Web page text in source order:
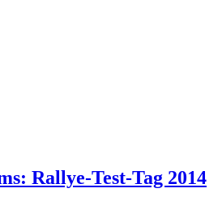
Rallye-Test-Tag 2014